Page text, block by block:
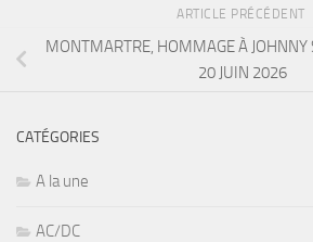
ARTICLE PRÉCÉDENT
MONTMARTRE, HOMMAGE À JOHNNY
20 JUIN 2026
CATÉGORIES
A la une
AC/DC